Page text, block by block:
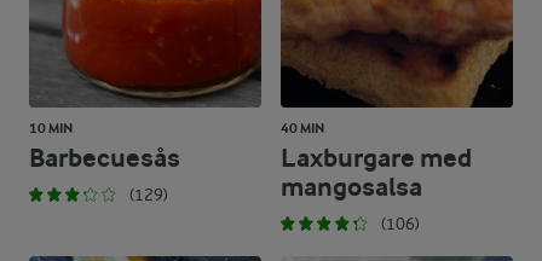
10 MIN
Barbecuesås
(129)
40 MIN
Laxburgare med
mangosalsa
(106)